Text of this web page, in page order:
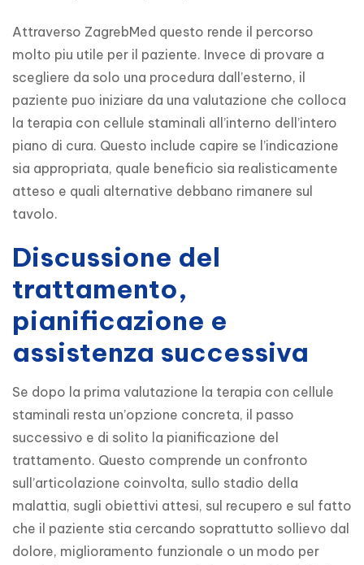
Attraverso ZagrebMed questo rende il percorso
molto piu utile per il paziente. Invece di provare a
scegliere da solo una procedura dall’esterno, il
paziente puo iniziare da una valutazione che colloca
la terapia con cellule staminali all’interno dell’intero
piano di cura. Questo include capire se l’indicazione
sia appropriata, quale beneficio sia realisticamente
atteso e quali alternative debbano rimanere sul
tavolo.
Discussione del
trattamento,
pianificazione e
assistenza successiva
Se dopo la prima valutazione la terapia con cellule
staminali resta un’opzione concreta, il passo
successivo e di solito la pianificazione del
trattamento. Questo comprende un confronto
sull’articolazione coinvolta, sullo stadio della
malattia, sugli obiettivi attesi, sul recupero e sul fatto
che il paziente stia cercando soprattutto sollievo dal
dolore, miglioramento funzionale o un modo per